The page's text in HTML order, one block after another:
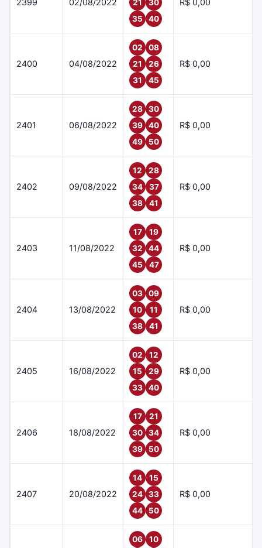
2399 02/08/2022
21
30
35
40
R$ 0,00
2400 04/08/2022
02
08
21
26
31
45
R$ 0,00
2401 06/08/2022
28
30
39
40
49
50
R$ 0,00
2402 09/08/2022
12
28
34
37
38
41
R$ 0,00
2403 11/08/2022
17
19
32
44
45
47
R$ 0,00
2404 13/08/2022
03
09
10
11
38
41
R$ 0,00
2405 16/08/2022
02
12
15
29
33
40
R$ 0,00
2406 18/08/2022
17
21
30
34
39
50
R$ 0,00
2407 20/08/2022
14
15
24
33
44
50
R$ 0,00
06 10